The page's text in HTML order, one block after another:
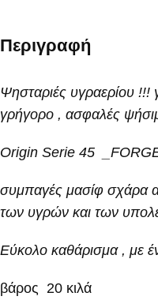
Περιγραφή
Ψησταριές υγραερίου !!!
γρήγορο , ασφαλές
Origin Serie 45
συμπαγές μασίφ σχάρα
των υγρών και των
Εύκολο καθάρισμα , με
βάρος 20 κιλά